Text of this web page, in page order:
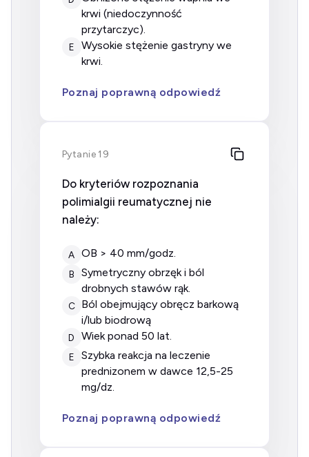
krwi (niedoczynność
przytarczyc).
E
wysokie stężenie gastryny we
krwi.
Poznaj poprawną odpowiedź
Pytanie 19
Do kryteriów rozpoznania
polimialgii reumatycznej nie
należy:
A OB > 40 mm/godz.
B
symetryczny obrzęk i ból
drobnych stawów rąk.
C
ból obejmujący obręcz barkową
i/lub biodrową
D wiek ponad 50 lat.
E
szybka reakcja na leczenie
prednizonem w dawce 12,5-25
mg/dz.
Poznaj poprawną odpowiedź